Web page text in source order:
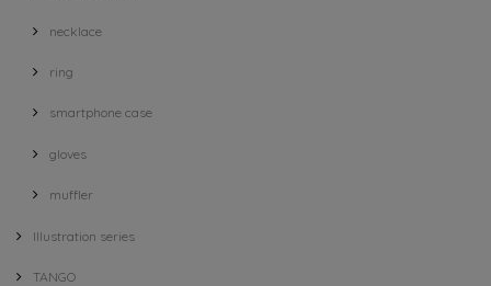
necklace
ring
smartphone case
gloves
muffler
Illustration series
TANGO